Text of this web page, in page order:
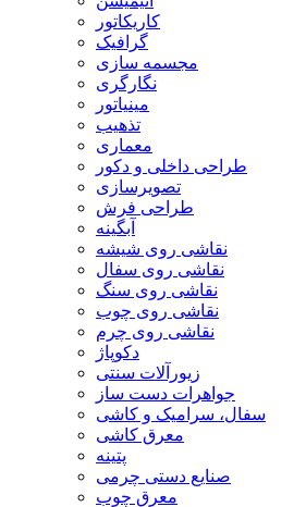
کاریکاتور
گرافیک
مجسمه سازی
نگارگری
مینیاتور
تذهیب
معماری
طراحی داخلی و دکور
تصویرسازی
طراحی فرش
آبگینه
نقاشی روی شیشه
نقاشی روی سفال
نقاشی روی سنگ
نقاشی روی چوب
نقاشی روی چرم
دکوپاژ
زیورآلات سنتی
جواهرات دست ساز
سفال، سرامیک و کاشی
معرق کاشی
پتینه
صنایع دستی چرمی
معرق چوب